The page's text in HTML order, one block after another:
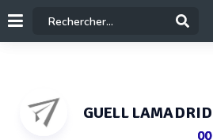
GUELL LAMADRID